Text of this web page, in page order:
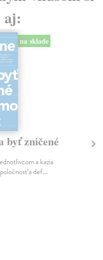
na sklade
byť zničené
a kazia
a def...